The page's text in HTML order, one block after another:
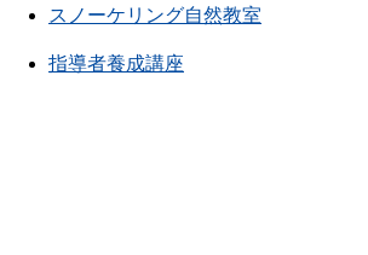
スノーケリング自然教室
指導者養成講座